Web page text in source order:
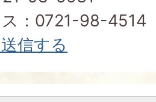
：0721-98-4514
信する